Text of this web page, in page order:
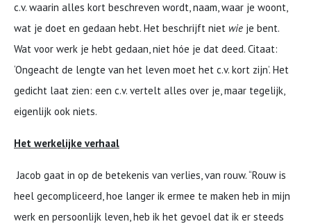
c.v. waarin alles kort beschreven wordt, naam, waar je woont,
wat je doet en gedaan hebt. Het beschrijft niet wie je bent.
Wat voor werk je hebt gedaan, niet hóe je dat deed. Citaat:
‘Ongeacht de lengte van het leven moet het c.v. kort zijn’. Het
gedicht laat zien: een c.v. vertelt alles over je, maar tegelijk,
eigenlijk ook niets.
Het werkelijke verhaal
Jacob gaat in op de betekenis van verlies, van rouw. “Rouw is
heel gecompliceerd, hoe langer ik ermee te maken heb in mijn
werk en persoonlijk leven, heb ik het gevoel dat ik er steeds